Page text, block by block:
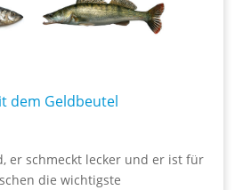
dem Geldbeutel
er schmeckt lecker und er ist für
die wichtigste